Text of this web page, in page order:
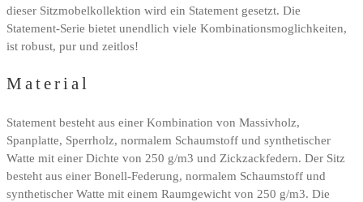
dieser Sitzmobelkollektion wird ein Statement gesetzt. Die
Statement-Serie bietet unendlich viele Kombinationsmoglichkeiten,
ist robust, pur und zeitlos!
Material
Statement besteht aus einer Kombination von Massivholz,
Spanplatte, Sperrholz, normalem Schaumstoff und synthetischer
Watte mit einer Dichte von 250 g/m3 und Zickzackfedern. Der Sitz
besteht aus einer Bonell-Federung, normalem Schaumstoff und
synthetischer Watte mit einem Raumgewicht von 250 g/m3. Die